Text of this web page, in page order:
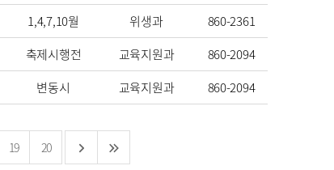
1,4,7,10월 위생과
860-2361
축제시행전 교육지원과
860-2094
변동시 교육지원과 860-2094
19 20